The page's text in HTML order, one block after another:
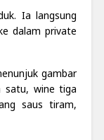
Ia langsung
dalam private
gambar
satu, wine tiga
saus tiram,